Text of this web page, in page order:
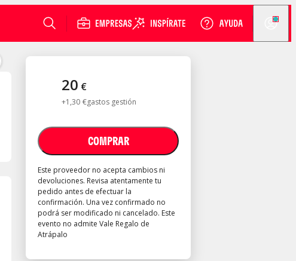
20 €
+1 ,30 €gastos gestión
COMPRAR
Este proveedor no acepta cambios ni
devoluciones. Revisa atentamente tu
pedido antes de efectuar la
confirmación. Una vez confirmado no
podrá ser modificado ni cancelado. Este
evento no admite Vale Regalo de
Atrápalo